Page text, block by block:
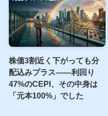
株価3割近く下がっても分
配込みプラス――利回り
47%のCEPI、その中身は
「元本100%」でした